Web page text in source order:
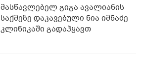
მასწავლებელ გიგა ავალიანის
საქმეზე დაკავებული ნია იმნაძე
კლინიკაში გადაჰყავთ